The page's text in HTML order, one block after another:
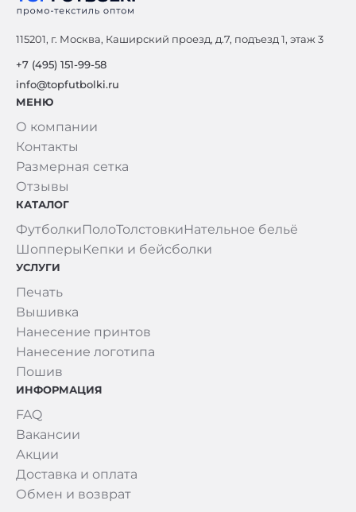
115201, г. Москва, Каширский проезд, д.7, подъезд 1, этаж 3
+7 (495) 151-99-58
info@topfutbolki.ru
МЕНЮ
О компании
Контакты
Размерная сетка
Отзывы
КАТАЛОГ
ФутболкиПолоТолстовкиНательное бельё
Шопперы Кепки и бейсболки
УСЛУГИ
Печать
Вышивка
Нанесение принтов
Нанесение логотипа
Пошив
ИНФОРМАЦИЯ
FAQ
Вакансии
Акции
Доставка и оплата
Обмен и возврат